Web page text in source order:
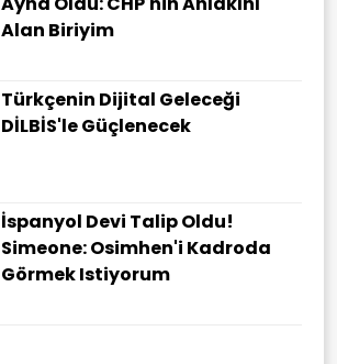
Alan Biriyim
Türkçenin Dijital Geleceği
DİLBİS'le Güçlenecek
İspanyol Devi Talip Oldu!
Simeone: Osimhen'i Kadroda
Görmek Istiyorum